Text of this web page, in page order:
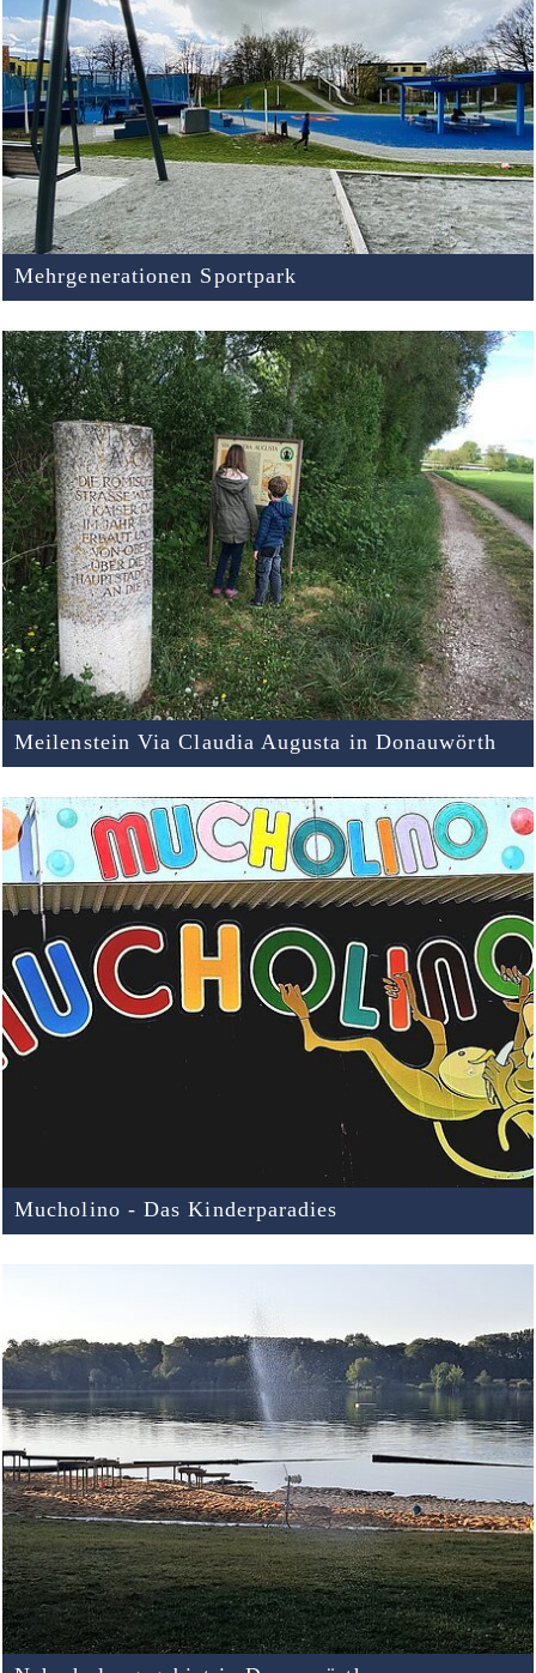
Mehrgenerationen Sportpark
Meilenstein Via Claudia Augusta in Donauwörth
Mucholino - Das Kinderparadies